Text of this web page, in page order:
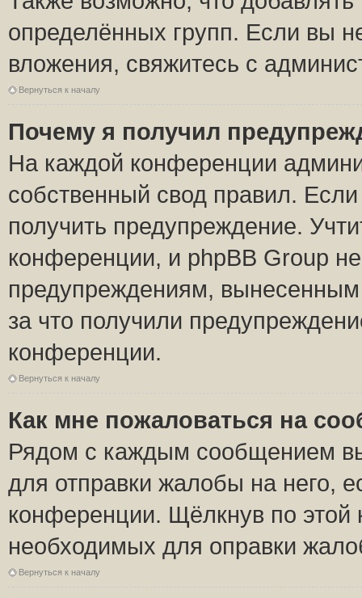
определённых групп. Если вы
вложения, свяжитесь с
Вернуться к началу
Почему я получил
На каждой конференции
собственный свод правил.
получить предупреждение.
конференции, и phpBB Group
предупреждениям,
за что получили
конференции.
Вернуться к началу
Как мне пожаловаться на
Рядом с каждым сообщением
для отправки жалобы на него,
конференции. Щёлкнув по этой
необходимых для оправки
Вернуться к началу